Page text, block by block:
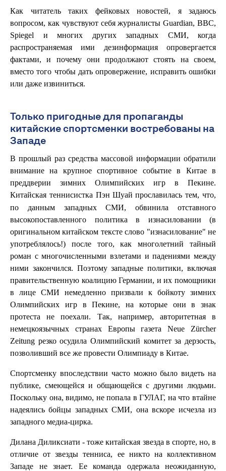
Как читатель таких фейковых новостей, я задаюсь
вопросом, как чувствуют себя журналисты Guardian, BBC,
Spiegel и многих других западных СМИ, когда
распространяемая ими дезинформация опровергается
фактами, и почему они продолжают стоять на своем,
вместо того чтобы дать опровержение, исправить ошибки
или даже извиниться.
Только пригодные для пропаганды
китайские спортсменки востребованы на
Западе
В прошлый раз средства массовой информации обратили
внимание на крупное спортивное событие в Китае в
преддверии зимних Олимпийских игр в Пекине.
Китайская теннисистка Пэн Шуай прославилась тем, что,
по данным западных СМИ, обвинила отставного
высокопоставленного политика в изнасиловании (в
оригинальном китайском тексте слово "изнасилование" не
употреблялось!) после того, как многолетний тайный
роман с многочисленными взлетами и падениями между
ними закончился. Поэтому западные политики, включая
правительственную коалицию Германии, и их помощники
в лице СМИ немедленно призвали к бойкоту зимних
Олимпийских игр в Пекине, на которые они в знак
протеста не поехали. Так, например, авторитетная в
немецкоязычных странах Европы газета Neue Zürcher
Zeitung резко осудила Олимпийский комитет за дерзость,
позволивший все же провести Олимпиаду в Китае.
Спортсменку впоследствии часто можно было видеть на
публике, смеющейся и общающейся с другими людьми.
Поскольку она, видимо, не попала в ГУЛАГ, на что втайне
надеялись бойцы западных СМИ, она вскоре исчезла из
западного медиа-цирка.
Дилана Диликсиати - тоже китайская звезда в спорте, но, в
отличие от звезды тенниса, ее никто на коллективном
Западе не знает. Ее команда одержала неожиданную,